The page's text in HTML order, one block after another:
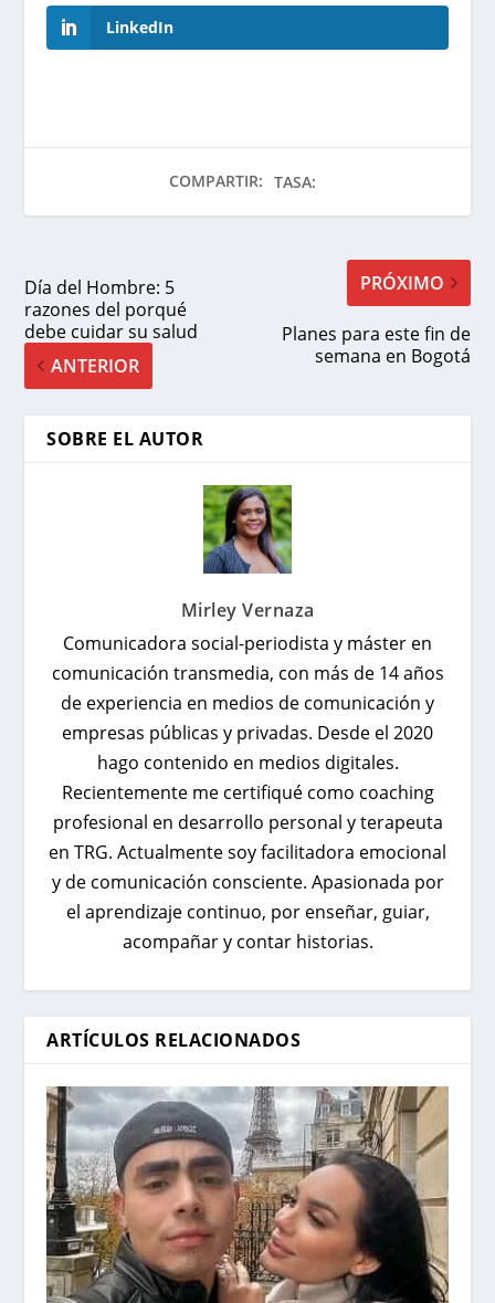
LinkedIn
COMPARTIR: TASA:
Día del Hombre: 5
razones del porqué
debe cuidar su salud
ANTERIOR
PRÓXIMO
Planes para este fin de
semana en Bogotá
SOBRE EL AUTOR
Mirley Vernaza
Comunicadora social-periodista y máster en
comunicación transmedia, con más de 14 años
de experiencia en medios de comunicación y
empresas públicas y privadas. Desde el 2020
hago contenido en medios digitales.
Recientemente me certifiqué como coaching
profesional en desarrollo personal y terapeuta
en TRG. Actualmente soy facilitadora emocional
y de comunicación consciente. Apasionada por
el aprendizaje continuo, por enseñar, guiar,
acompañar y contar historias.
ARTÍCULOS RELACIONADOS